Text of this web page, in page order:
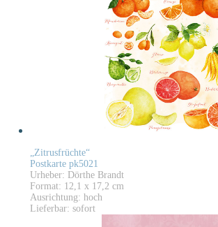
„Zitrusfrüchte“
Postkarte pk5021
Urheber: Dörthe Brandt
Format: 12,1 x 17,2 cm
Ausrichtung: hoch
Lieferbar: sofort